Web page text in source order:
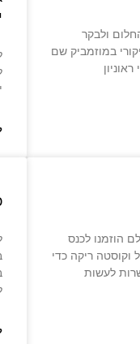
החלום ולבקר
במוזמביק שם
הוזמנו לכנס
וקוסטה ריקה כדי
לעשות